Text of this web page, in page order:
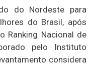
do Nordeste para
do Brasil, após
Ranking Nacional de
pelo Instituto
considera